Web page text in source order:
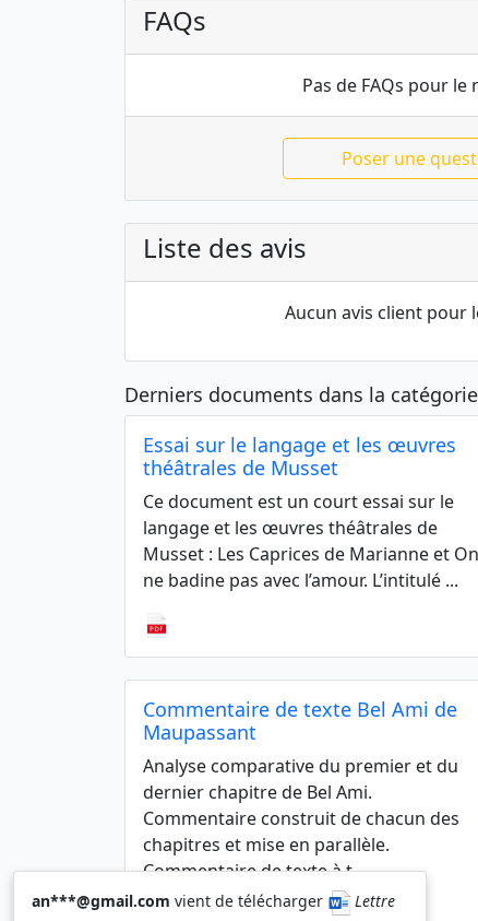
FAQs
Pas de FAQs pour le
Poser une
Liste des avis
Aucun avis client pour
Derniers documents dans la catégorie
Essai sur le langage et les œuvres
théâtrales de Musset
Ce document est un court essai sur le
langage et les œuvres théâtrales de
Musset : Les Caprices de Marianne et On
ne badine pas avec l’amour. L’intitulé ...
Commentaire de texte Bel Ami de
Maupassant
Analyse comparative du premier et du
dernier chapitre de Bel Ami.
Commentaire construit de chacun des
chapitres et mise en parallèle.
Commentaire de texte à t ...
an***@gmail.com vient de télécharger
Lettre